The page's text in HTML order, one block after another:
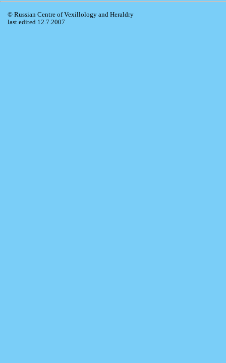
© Russian Centre of Vexillology and Heraldry
last edited 12.7.2007